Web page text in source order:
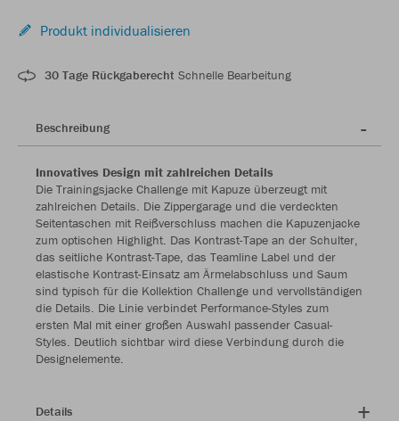
Produkt individualisieren
30 Tage Rückgaberecht Schnelle Bearbeitung
Beschreibung
Innovatives Design mit zahlreichen Details
Die Trainingsjacke Challenge mit Kapuze überzeugt mit
zahlreichen Details. Die Zippergarage und die verdeckten
Seitentaschen mit Reißverschluss machen die Kapuzenjacke
zum optischen Highlight. Das Kontrast-Tape an der Schulter,
das seitliche Kontrast-Tape, das Teamline Label und der
elastische Kontrast-Einsatz am Ärmelabschluss und Saum
sind typisch für die Kollektion Challenge und vervollständigen
die Details. Die Linie verbindet Performance-Styles zum
ersten Mal mit einer großen Auswahl passender Casual-
Styles. Deutlich sichtbar wird diese Verbindung durch die
Designelemente.
Details